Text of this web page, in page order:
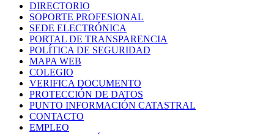
DIRECTORIO
SOPORTE PROFESIONAL
SEDE ELECTRÓNICA
PORTAL DE TRANSPARENCIA
POLÍTICA DE SEGURIDAD
MAPA WEB
COLEGIO
VERIFICA DOCUMENTO
PROTECCIÓN DE DATOS
PUNTO INFORMACIÓN CATASTRAL
CONTACTO
EMPLEO